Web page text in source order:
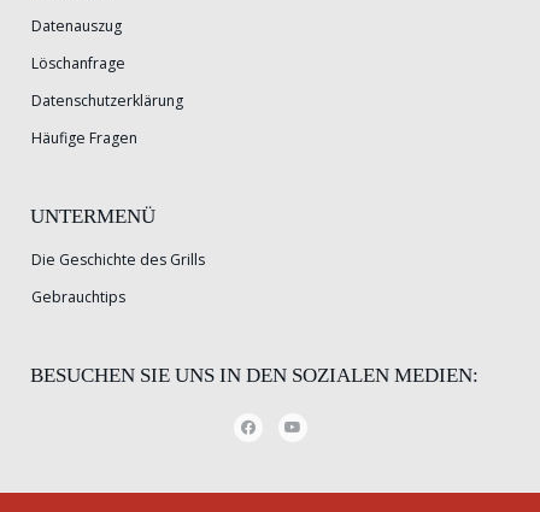
Datenauszug
Löschanfrage
Datenschutzerklärung
Häufige Fragen
UNTERMENÜ
Die Geschichte des Grills
Gebrauchtips
BESUCHEN SIE UNS IN DEN SOZIALEN MEDIEN: